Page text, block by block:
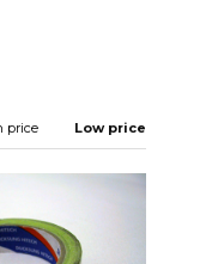
price Low price